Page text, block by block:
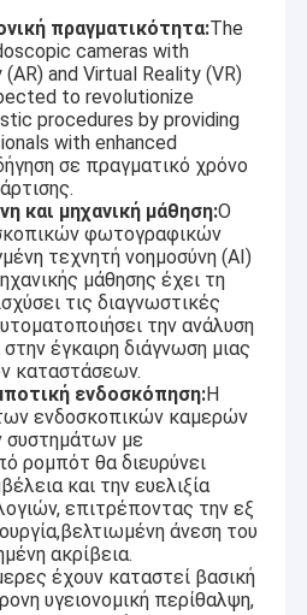
πραγματικότητα:The
cameras with
and Virtual Reality (VR)
to revolutionize
procedures by providing
with enhanced
σε πραγματικό χρόνο
και μηχανική μάθηση:Ο
φωτογραφικών
τεχνητή νοημοσύνη (AI)
μάθησης έχει τη
τις διαγνωστικές
την ανάλυση
έγκαιρη διάγνωση μιας
καταστάσεων.
ενδοσκόπηση:Η
ενδοσκοπικών καμερών
συστημάτων με
ρομπότ θα διευρύνει
και την ευελιξία
επιτρέποντας την εξ
άνεση του
ακρίβεια.
έχουν καταστεί βασική
υγειονομική περίθαλψη,